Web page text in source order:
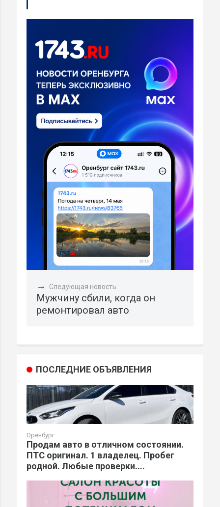
→ Следующая новость:
Мужчину сбили, когда он
ремонтировал авто
ПОСЛЕДНИЕ ОБЪЯВЛЕНИЯ
Оренбург
Продам авто в отличном состоянии.
ПТС оригинал. 1 владелец. Пробег
родной. Любые проверки....